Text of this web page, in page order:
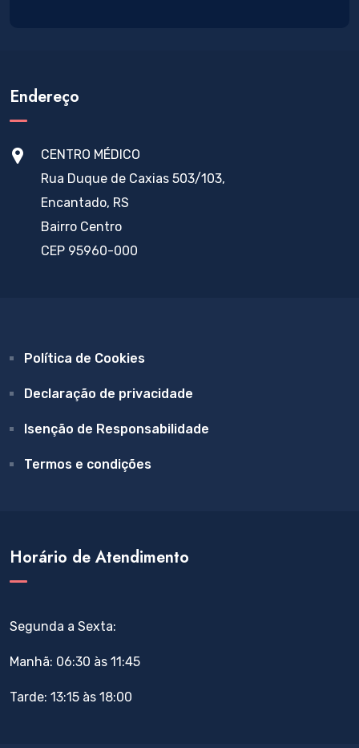
Endereço
CENTRO MÉDICO
Rua Duque de Caxias 503/103,
Encantado, RS
Bairro Centro
CEP 95960-000
Política de Cookies
Declaração de privacidade
Isenção de Responsabilidade
Termos e condições
Horário de Atendimento
Segunda a Sexta:
Manhã: 06:30 às 11:45
Tarde: 13:15 às 18:00